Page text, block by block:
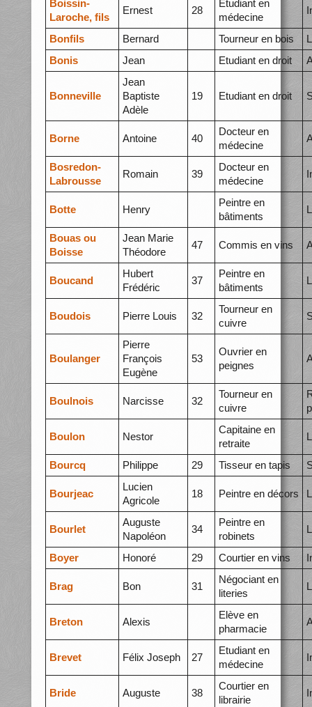
Boissin-
Laroche, fils
Ernest 28
Etudiant en
médecine
Bonfils Bernard Tourneur en bois
Bonis
Jean Etudiant en droit
Bonneville
Jean
Baptiste
Adèle
19 Etudiant en droit
Borne Antoine 40
Docteur en
médecine
Bosredon-
Labrousse
Romain 39
Docteur en
médecine
Botte Henry
Peintre en
bâtiments
Bouas ou
Boisse
Jean Marie
Théodore
47 Commis en vins
Boucand
Hubert
Frédéric
37
Peintre en
bâtiments
Boudois Pierre Louis 32
Tourneur en
cuivre
Boulanger
Pierre
François
Eugène
53
Ouvrier en
peignes
Boulnois Narcisse 32
Tourneur en
cuivre
Boulon Nestor
Capitaine en
retraite
Bourcq Philippe 29 Tisseur en tapis
Bourjeac
Lucien
Agricole
18 Peintre en décors
Bourlet
Auguste
Napoléon
34
Peintre en
robinets
Boyer Honoré 29 Courtier en vins
Brag Bon 31
Négociant en
literies
Breton Alexis
Elève en
pharmacie
Brevet Félix Joseph 27
Etudiant en
médecine
Bride Auguste 38
Courtier en
librairie